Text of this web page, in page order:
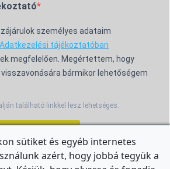
személyes adataim
Adatkezelési tájékoztatóban
megfelelően. Megértettem, hogy
bármikor lehetőségem
található linkkel lesz lehetséges.
clickHERE.
sütiket és egyéb internetes
azért, hogy jobbá tegyük a